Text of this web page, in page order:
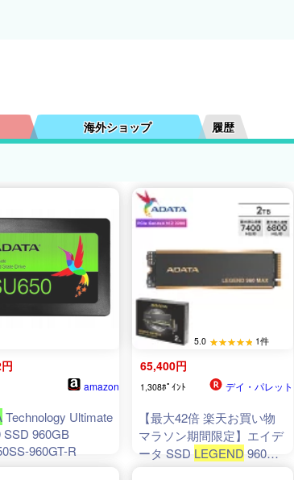
海外ショップ 履歴
amazon
Technology Ultimate
SSD 960GB
960GT-R
65,400円
1,308ﾎﾟｲﾝﾄ デイ・パレット
5.0 1件
【最大42倍 楽天お買い物
マラソン期間限定】エイデ
ータ SSD LEGEND 960
Max 2TB PCIeGen4x4M.2